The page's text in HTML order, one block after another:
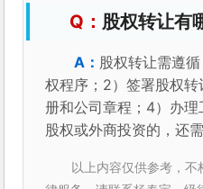
股权转让有
股权转让需遵
权程序；2）签署股权
册和公司章程；4）办
股权或外商投资的，还
以上内容仅供参考，